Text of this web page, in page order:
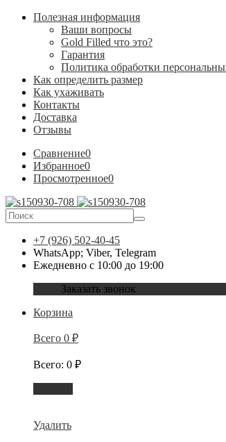
Полезная информация
Ваши вопросы
Gold Filled что это?
Гарантия
Политика обработки
Как определить размер
Как ухаживать
Контакты
Доставка
Отзывы
Сравнение0
Избранное0
Просмотренное0
+7 (926) 502-40-45
WhatsApp; Viber, Telegram
Ежедневно с 10:00 до 19:00
Заказать звонок
Корзина
Всего 0 ₽
Всего: 0 ₽
Удалить